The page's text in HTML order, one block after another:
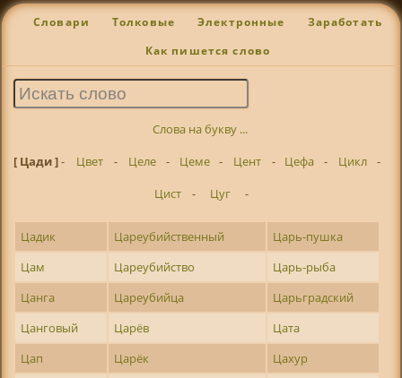
Словари Толковые Электронные Заработать
Как пишется слово
Слова на букву ...
[ Цади ]- Цвет - Целе - Цеме - Цент - Цефа - Цикл
-
Цист
- Цуг -
Цадик Цареубийственный
Царь-пушка
Цам
Цареубийство
Царь-рыба
Цанга
Цареубийца
Царьградский
Цанговый
Царёв
Цата
Цап
Царёк
Цахур